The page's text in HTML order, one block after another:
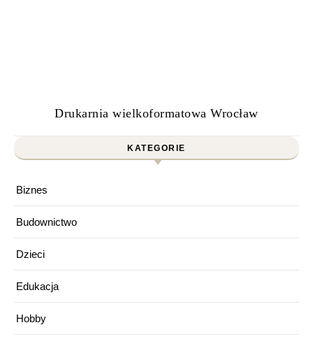
Drukarnia wielkoformatowa Wrocław
KATEGORIE
Biznes
Budownictwo
Dzieci
Edukacja
Hobby